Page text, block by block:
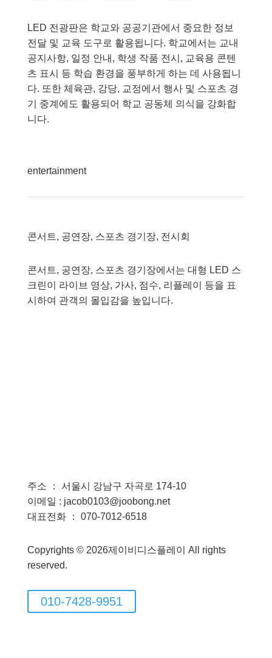
LED 전광판은 학교와 공공기관에서 중요한 정보
전달 및 교육 도구로 활용됩니다. 학교에서는 교내
공지사항, 일정 안내, 학생 작품 전시, 교육용 콘텐
츠 표시 등 학습 환경을 풍부하게 하는 데 사용됩니
다. 또한 체육관, 강당, 교정에서 행사 및 스포츠 경
기 중계에도 활용되어 학교 공동체 의식을 강화합
니다.
entertainment
콘서트, 공연장, 스포츠 경기장, 전시회
콘서트, 공연장, 스포츠 경기장에서는 대형 LED 스
크린이 라이브 영상, 가사, 점수, 리플레이 등을 표
시하여 관객의 몰입감을 높입니다.
주소 ： 서울시 강남구 자곡로 174-10
이메일 : jacob0103@joobong.net
대표전화 ： 070-7012-6518
Copyrights © 2026제이비디스플레이 All rights
reserved.
010-7428-9951